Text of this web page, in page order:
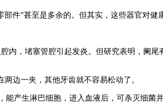
”甚至是多余的。但其实，这些器官对健
，堵塞管腔引起发炎。但研究表明，阑尾
边一夹，其他牙齿就不容易松动了。
产生淋巴细胞，进入血液后，可杀灭细菌并